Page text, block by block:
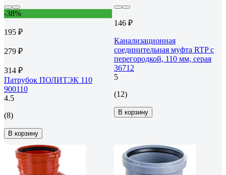
-38%
195 ₽
279 ₽
314 ₽
Патрубок ПОЛИТЭК 110
900110
4.5
(8)
В корзину
146 ₽
Канализационная
соединительная муфта RTP с
перегородкой, 110 мм, серая
36712
5
(12)
В корзину